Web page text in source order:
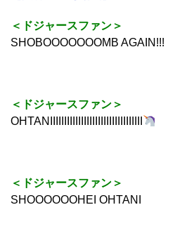
＜ドジャースファン＞
SHOBOOOOOOOMB AGAIN!!!
＜ドジャースファン＞
OHTANIIIIIIIIIIIIIIIIIIIIIIIIIIIIIIIII
＜ドジャースファン＞
SHOOOOOOHEI OHTANI